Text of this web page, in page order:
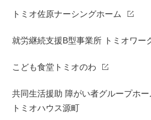
トミオ佐原ナーシングホーム
就労継続支援B型事業所 トミオワー
こども食堂トミオのわ
共同生活援助 障がい者グループホー
トミオハウス源町